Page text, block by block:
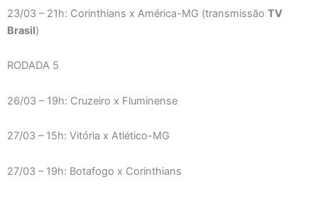
23/03 – 21h: Corinthians x América-MG (transmissão TV
Brasil)
RODADA 5
26/03 – 19h: Cruzeiro x Fluminense
27/03 – 15h: Vitória x Atlético-MG
27/03 – 19h: Botafogo x Corinthians